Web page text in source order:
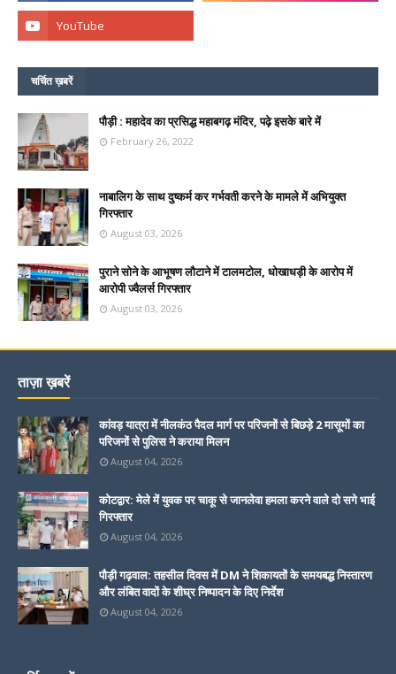
चर्चित ख़बरें
पौड़ी : महादेव का प्रसिद्ध महाबगढ़ मंदिर, पढ़े इसके बारे में
February 26, 2022
नाबालिग के साथ दुष्कर्म कर गर्भवती करने के मामले में अभियुक्त
गिरफ्तार
August 03, 2026
पुराने सोने के आभूषण लौटाने में टालमटोल, धोखाधड़ी के आरोप में
आरोपी ज्वैलर्स गिरफ्तार
August 03, 2026
ताज़ा ख़बरें
कांवड़ यात्रा में नीलकंठ पैदल मार्ग पर परिजनों से बिछड़े 2 मासूमों का
परिजनों से पुलिस ने कराया मिलन
August 04, 2026
कोटद्वार: मेले में युवक पर चाकू से जानलेवा हमला करने वाले दो सगे भाई
गिरफ्तार
August 04, 2026
पौड़ी गढ़वाल: तहसील दिवस में DM ने शिकायतों के समयबद्ध निस्तारण
और लंबित वादों के शीघ्र निष्पादन के दिए निर्देश
August 04, 2026